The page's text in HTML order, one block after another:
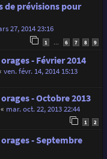
de prévisions pour
27, 2014 23:16
1 6 7 8 9
- Février 2014
ven. févr. 14, 2014 15:13
- Octobre 2013
mar. oct. 22, 2013 22:44
1 2
- Septembre